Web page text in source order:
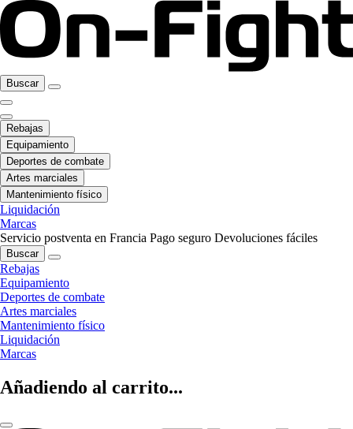
Buscar
Rebajas
Equipamiento
Deportes de combate
Artes marciales
Mantenimiento físico
Liquidación
Marcas
Servicio postventa en Francia Pago seguro Devoluciones fáciles
Buscar
Rebajas
Equipamiento
Deportes de combate
Artes marciales
Mantenimiento físico
Liquidación
Marcas
Añadiendo al carrito...